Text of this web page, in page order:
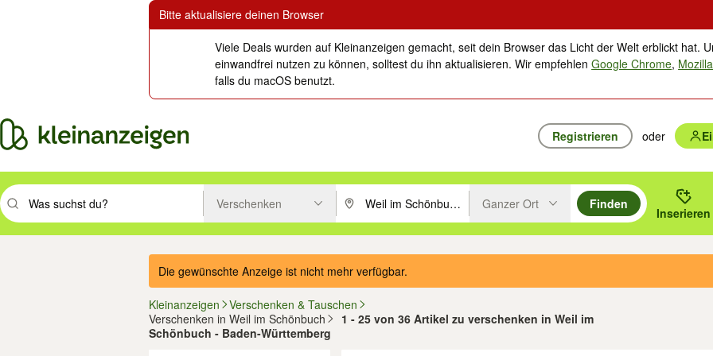
Bitte aktualisiere deinen Browser
Viele Deals wurden auf Kleinanzeigen gemacht, seit dein Browser das Licht der Welt erblickt hat.
einwandfrei nutzen zu können, solltest du ihn aktualisieren. Wir empfehlenGoogle Chrome,
falls du macOS benutzt.
Registrieren oder
Suchbegriff eingeben. Eingabetaste drücken um zu suchen, oder Vorschläge mit den Pfeiltasten nach oben/unten durchsuchen und mit
Verschenken PLZ oder Ort eingeben. Eingabetaste drücken um zu suchen, oder
Ganzer Ort
Finden
Inserieren
Die gewünschte Anzeige ist nicht mehr verfügbar.
Kleinanzeigen
Verschenken & Tauschen
Verschenken in Weil im Schönbuch
1 - 25 von 36 Artikel zu verschenken in Weil im
Schönbuch - Baden-Württemberg